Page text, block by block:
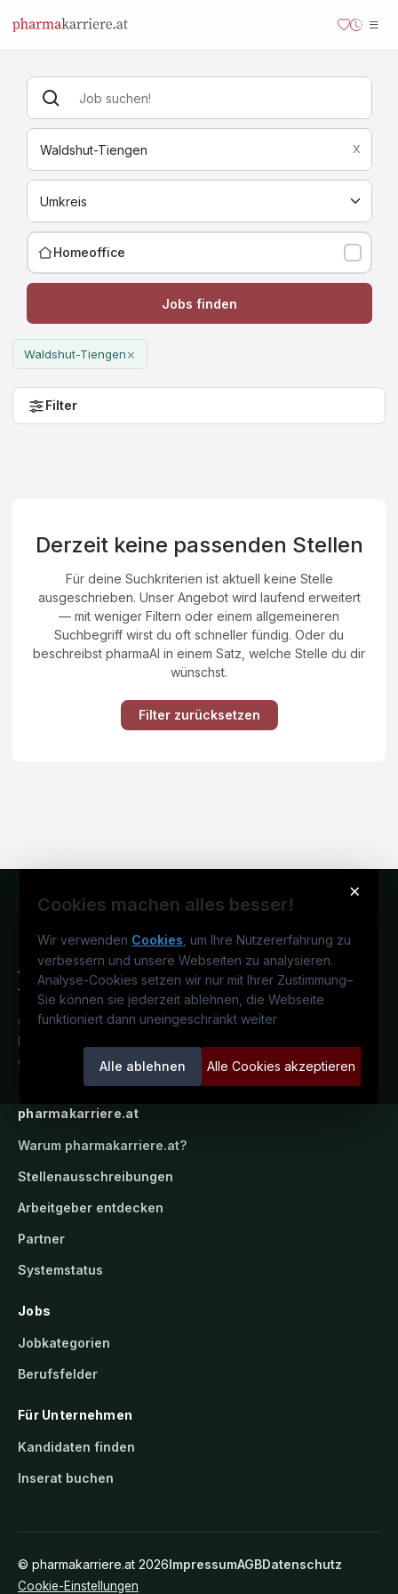
X
Homeoffice
Jobs finden
Waldshut-Tiengen×
Filter
Derzeit keine passenden Stellen
Für deine Suchkriterien ist aktuell keine Stelle
ausgeschrieben. Unser Angebot wird laufend erweitert
— mit weniger Filtern oder einem allgemeineren
Suchbegriff wirst du oft schneller fündig. Oder du
beschreibst pharmaAI in einem Satz, welche Stelle du dir
wünschst.
Filter zurücksetzen
×
Cookies machen alles besser!
Wir verwenden Cookies , um Ihre Nutzererfahrung zu
verbessern und unsere Webseiten zu analysieren.
Analyse-Cookies setzen wir nur mit Ihrer Zustimmung–
Sie können sie jederzeit ablehnen, die Webseite
funktioniert dann uneingeschränkt weiter
Alle ablehnen Alle Cookies akzeptieren
Österreichs pharmazeutisches
Karriereportal.
candidatis GmbH.
pharmakarriere.at
Warum pharmakarriere.at?
Stellenausschreibungen
Arbeitgeber entdecken
Partner
Systemstatus
Jobs
Jobkategorien
Berufsfelder
Für Unternehmen
Kandidaten finden
Inserat buchen
© pharmakarriere.at 2026ImpressumAGBDatenschutz
Cookie-Einstellungen